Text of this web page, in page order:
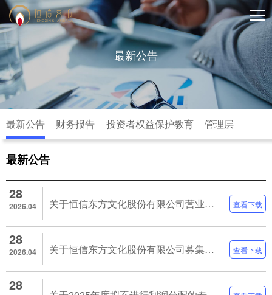
最新公告
最新公告 财务报告 投资者权益保护教育 管理层
最新公告
28
2026.04 关于恒信东方文化股份有限公司营业收入扣除情况的专项审核意见 查看下载
28
2026.04 关于恒信东方文化股份有限公司募集资金年度存放与实际使用情况的鉴证报告 查看下载
28